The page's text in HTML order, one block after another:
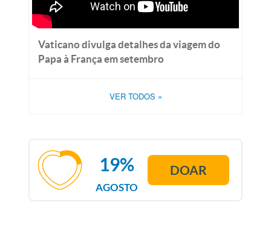
Vaticano divulga detalhes da viagem do
Papa à França em setembro
VER TODOS »
AGOSTO
19% DOAR